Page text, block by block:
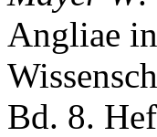
Angliae
Bd. 8.